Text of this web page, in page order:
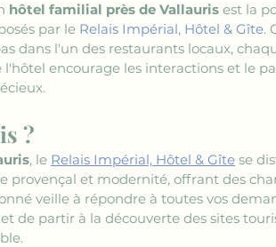
hôtel familial près de Vallauris est la
par le Relais Impérial, Hôtel & Gîte.
dans l'un des restaurants locaux,
encourage les interactions et le
?
, le Relais Impérial, Hôtel & Gîte se
et modernité, offrant des
veille à répondre à toutes vos
de partir à la découverte des sites